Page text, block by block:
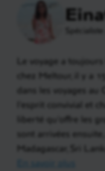
Le voyage a
chez Meltour, il y a
dans les voyages
l’esprit convivial et
liberté qu’offre les
sont arrivées
Madagascar, Sri